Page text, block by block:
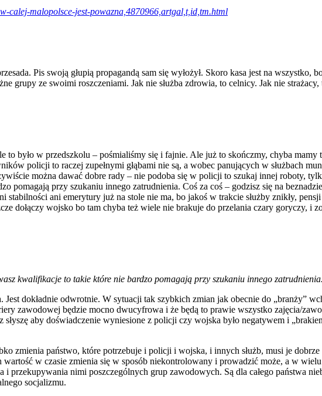
calej-malopolsce-jest-powazna,4870966,artgal,t,id,tm.html
Pis swoją głupią propagandą sam się wyłożył. Skoro kasa jest na wszystko,
grupy ze swoimi roszczeniami. Jak nie służba zdrowia, to celnicy. Jak nie
było w przedszkolu – pośmialiśmy się i fajnie. Ale już to skończmy, chyba mamy
policji to raczej zupełnymi głąbami nie są, a wobec panujących w służbach
można dawać dobre rady – nie podoba się w policji to szukaj innej roboty,
pomagają przy szukaniu innego zatrudnienia. Coś za coś – godzisz się na
ani emerytury już na stole nie ma, bo jakoś w trakcie służby znikły,
dołączy wojsko bo tam chyba też wiele nie brakuje do przelania czary goryczy, i
kwalifikacje to takie które nie bardzo pomagają przy szukaniu innego zatrudnienia.
Jest dokładnie odwrotnie. W sytuacji tak szybkich zmian jak obecnie do „branży”
zawodowej będzie mocno dwucyfrowa i że będą to prawie wszystko zajęcia/
aby doświadczenie wyniesione z policji czy wojska było negatywem i
zmienia państwo, które potrzebuje i policji i wojska, i innych służb, musi je
w czasie zmienia się w sposób niekontrolowany i prowadzić może, a w wielu
i przekupywania nimi poszczególnych grup zawodowych. Są dla całego państwa
socjalizmu.